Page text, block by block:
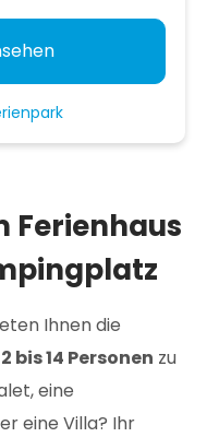
Ferienhaus
Ihnen die
2 bis 14 Personen zu
eine
eine Villa? Ihr